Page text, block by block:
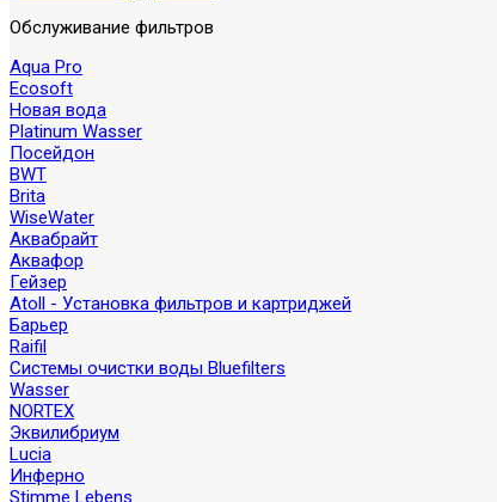
Обслуживание фильтров
Aqua Pro
Ecosoft
Новая вода
Platinum Wasser
Посейдон
BWT
Brita
WiseWater
Аквабрайт
Аквафор
Гейзер
Atoll - Установка фильтров и картриджей
Барьер
Raifil
Системы очистки воды Bluefilters
Wasser
NORTEX
Эквилибриум
Lucia
Инферно
Stimme Lebens